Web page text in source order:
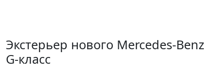
Экстерьер нового Mercedes-Benz
G-класс